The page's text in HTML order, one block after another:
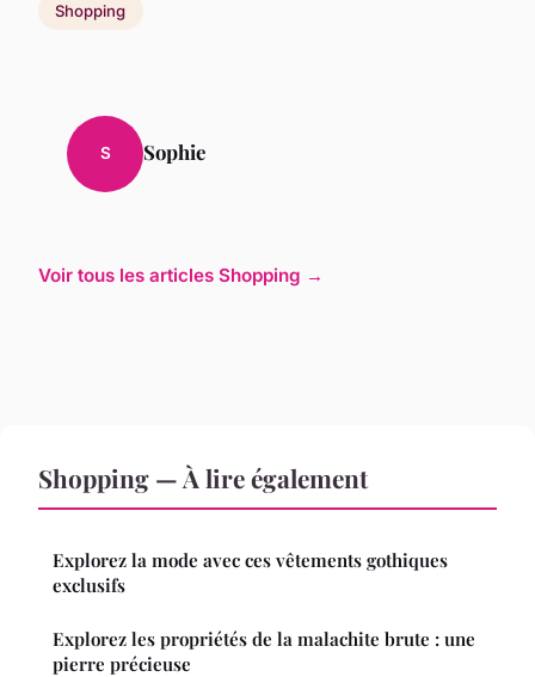
Shopping
S Sophie
Voir tous les articles Shopping →
Shopping — À lire également
Explorez la mode avec ces vêtements gothiques
exclusifs
Explorez les propriétés de la malachite brute : une
pierre précieuse